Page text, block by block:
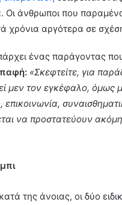
Οι άνθρωποι που
χρόνια αργότερα σε
ένας παράγοντας
«Σκεφτείτε, για
μεν τον εγκέφαλο, όμως
να προστατεύουν
της άνοιας, οι δύο